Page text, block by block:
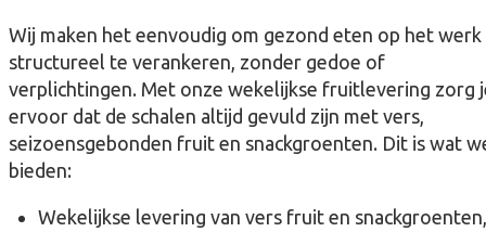
Wij maken het eenvoudig om gezond eten op het werk
structureel te verankeren, zonder gedoe of
verplichtingen. Met onze wekelijkse fruitlevering zorg
ervoor dat de schalen altijd gevuld zijn met vers,
seizoensgebonden fruit en snackgroenten. Dit is wat
bieden:
Wekelijkse levering van vers fruit en snackgroenten,